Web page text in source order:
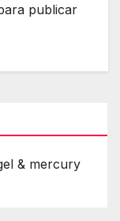
publicar
& mercury